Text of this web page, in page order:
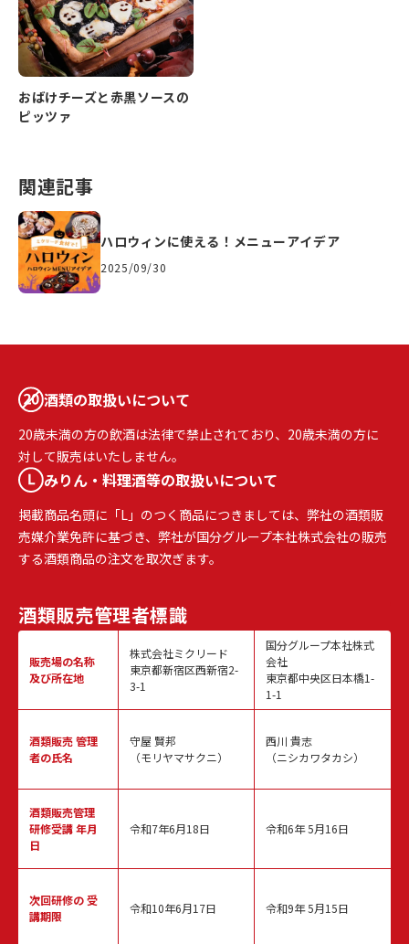
おばけチーズと赤黒ソースの
ピッツァ
関連記事
ハロウィンに使える！メニューアイデア
2025/09/30
酒類の取扱いについて
20歳未満の方の飲酒は法律で禁止されており、20歳未満の方に
対して販売はいたしません。
みりん・料理酒等の取扱いについて
掲載商品名頭に「L」のつく商品につきましては、弊社の酒類販
売媒介業免許に基づき、弊社が国分グループ本社株式会社の販売
する酒類商品の注文を取次ぎます。
酒類販売管理者標識
販売場の名称
及び所在地
酒類販売管理
者の氏名
酒類販売管理
研修受講 年月
日
次回研修の受
講期限
株式会社ミクリード
東京都新宿区西新宿2-
3-1
守屋 賢邦
（モリヤマサクニ）
令和7年6月18日
令和10年6月17日
国分グループ本社株式
会社
東京都中央区日本橋1-
1-1
西川 貴志
（ニシカワタカシ）
令和6年 5月16日
令和9年 5月15日